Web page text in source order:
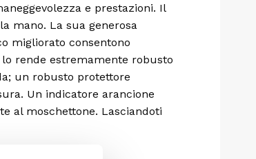
e prestazioni. Il
mano. La sua generosa
migliorato consentono
rende estremamente robusto
un robusto protettore
Un indicatore arancione
al moschettone. Lasciandoti